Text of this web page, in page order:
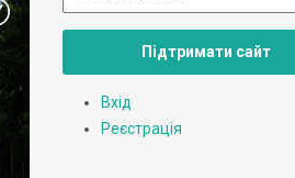
Підтримати сайт
Вхід
Реєстрація